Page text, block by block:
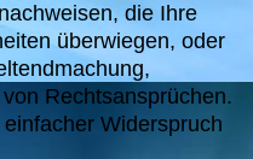
die Ihre
überwiegen, oder
Rechtsansprüchen.
Widerspruch